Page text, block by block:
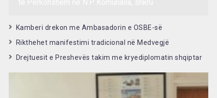
Kamberi drekon me Ambasadorin e OSBE-së
Rikthehet manifestimi tradicional në Medvegjë
Drejtuesit e Preshevës takim me kryediplomatin shqiptar